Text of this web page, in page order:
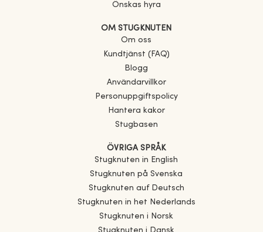
Önskas hyra
OM STUGKNUTEN
Om oss
Kundtjänst (FAQ)
Blogg
Användarvillkor
Personuppgiftspolicy
Hantera kakor
Stugbasen
ÖVRIGA SPRÅK
Stugknuten in English
Stugknuten på Svenska
Stugknuten auf Deutsch
Stugknuten in het Nederlands
Stugknuten i Norsk
Stugknuten i Dansk